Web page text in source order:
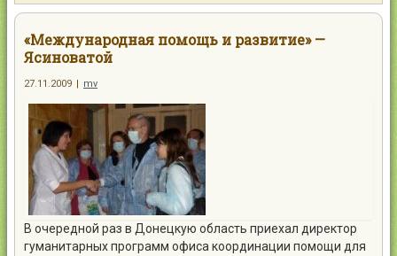
«Международная помощь и развитие» —
Ясиноватой
27.11.2009 | mv
В очередной раз в Донецкую область приехал директор
гуманитарных программ офиса координации помощи для